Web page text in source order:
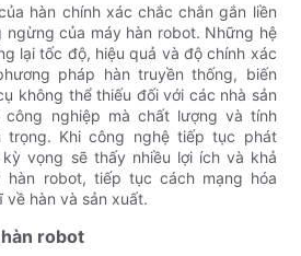
hàn chính xác chắc chắn gắn liền
của máy hàn robot. Những hệ
lại tốc độ, hiệu quả và độ chính xác
pháp hàn truyền thống, biến
không thể thiếu đối với các nhà sản
nghiệp mà chất lượng và tính
trọng. Khi công nghệ tiếp tục phát
vọng sẽ thấy nhiều lợi ích và khả
hàn robot, tiếp tục cách mạng hóa
hàn và sản xuất.
robot